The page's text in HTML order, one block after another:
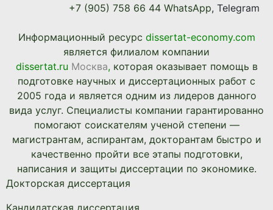
+7 (905) 758 66 44 WhatsApp, Telegram
Информационный ресурc dissertat-economy.com
является филиалом компании
dissertat.ru Москва, которая оказывает помощь в
подготовке научных и диссертационных работ с
2005 года и является одним из лидеров данного
вида услуг. Специалисты компании гарантированно
помогают соискателям ученой степени —
магистрантам, аспирантам, докторантам быстро и
качественно пройти все этапы подготовки,
написания и защиты диссертации по экономике.
Докторская диссертация
Кандидатская диссертация